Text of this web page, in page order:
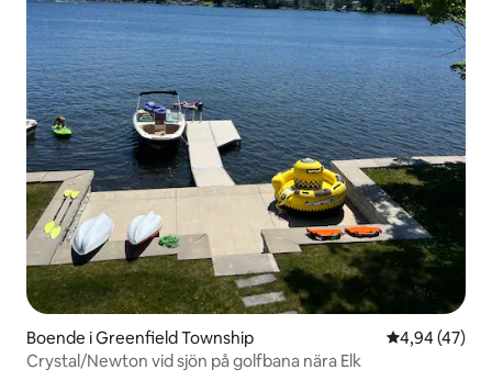
Boende i Greenfield Township 4,94 av 5 i
4,94 (47)
Crystal/Newton vid sjön på golfbana nära Elk